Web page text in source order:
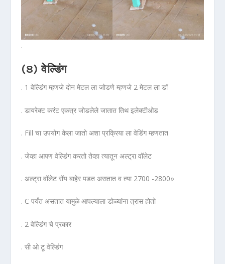
.
(8) वेल्डिंग
. 1 वेल्डिंग म्हणजे दोन मेटल ला जोडणे म्हणजे 2 मेटल ला डॉ
. डायरेक्ट करंट एकत्र जोडलेले जातात तिथ इलेक्टीओड
. Fill चा उपयोग केला जातो अशा प्रक्रिया ला वेडिंग म्हणतात
. जेव्हा आपण वेल्डिंग करतो तेव्हा त्यातून अल्ट्रा वॉलेट
. अल्ट्रा वॉलेट रॉय बाहेर पडत असतात व त्या 2700 -2800०
. C पर्यंत असतात यामुळे आपल्याला डोळ्यांना त्रास होतो
. 2 वेल्डिंग चे प्रकार
. सी ओ टू वेल्डिंग